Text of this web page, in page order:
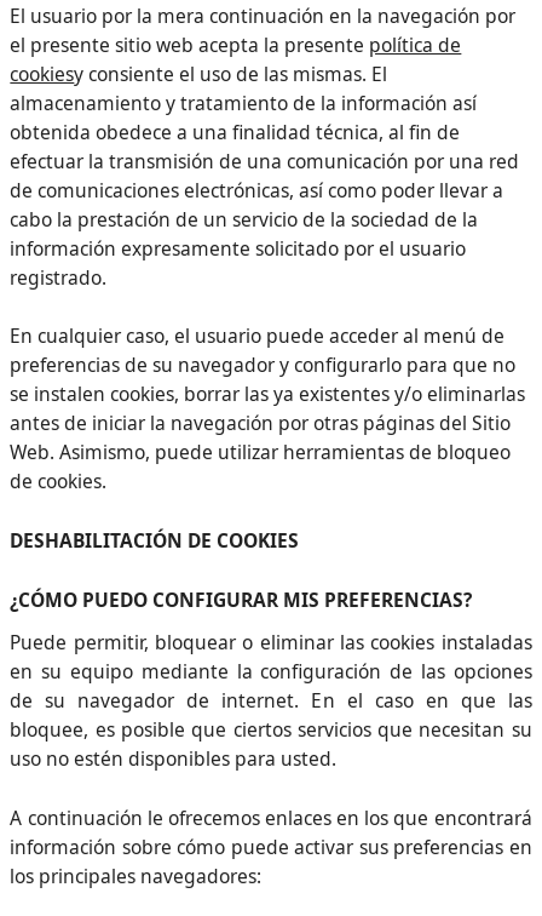
El usuario por la mera continuación en la navegación por
el presente sitio web acepta la presente política de
cookiesy consiente el uso de las mismas. El
almacenamiento y tratamiento de la información así
obtenida obedece a una finalidad técnica, al fin de
efectuar la transmisión de una comunicación por una red
de comunicaciones electrónicas, así como poder llevar a
cabo la prestación de un servicio de la sociedad de la
información expresamente solicitado por el usuario
registrado.
En cualquier caso, el usuario puede acceder al menú de
preferencias de su navegador y configurarlo para que no
se instalen cookies, borrar las ya existentes y/o eliminarlas
antes de iniciar la navegación por otras páginas del Sitio
Web. Asimismo, puede utilizar herramientas de bloqueo
de cookies.
DESHABILITACIÓN DE COOKIES
¿CÓMO PUEDO CONFIGURAR MIS PREFERENCIAS?
Puede permitir, bloquear o eliminar las cookies instaladas
en su equipo mediante la configuración de las opciones
de su navegador de internet. En el caso en que las
bloquee, es posible que ciertos servicios que necesitan su
uso no estén disponibles para usted.
A continuación le ofrecemos enlaces en los que encontrará
información sobre cómo puede activar sus preferencias en
los principales navegadores: